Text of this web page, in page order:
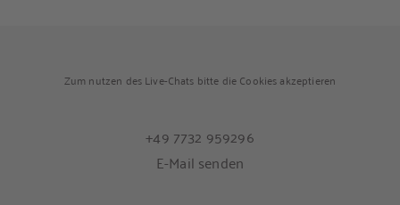
Zum nutzen des Live-Chats bitte die Cookies akzeptieren
+49 7732 959296
E-Mail senden